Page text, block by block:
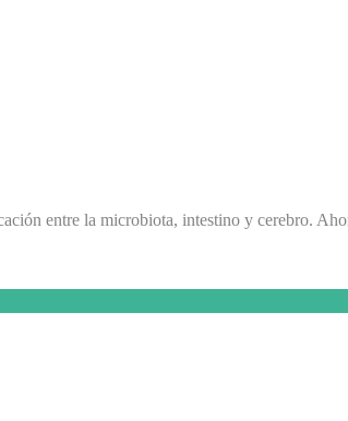
entre la microbiota, intestino y cerebro.